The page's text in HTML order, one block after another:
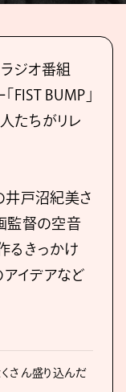
ジオ番組
FIST BUMP」
たちがリレ
井戸沼紀美さ
監督の空音
るきっかけ
イデアなど
さん盛り込んだ